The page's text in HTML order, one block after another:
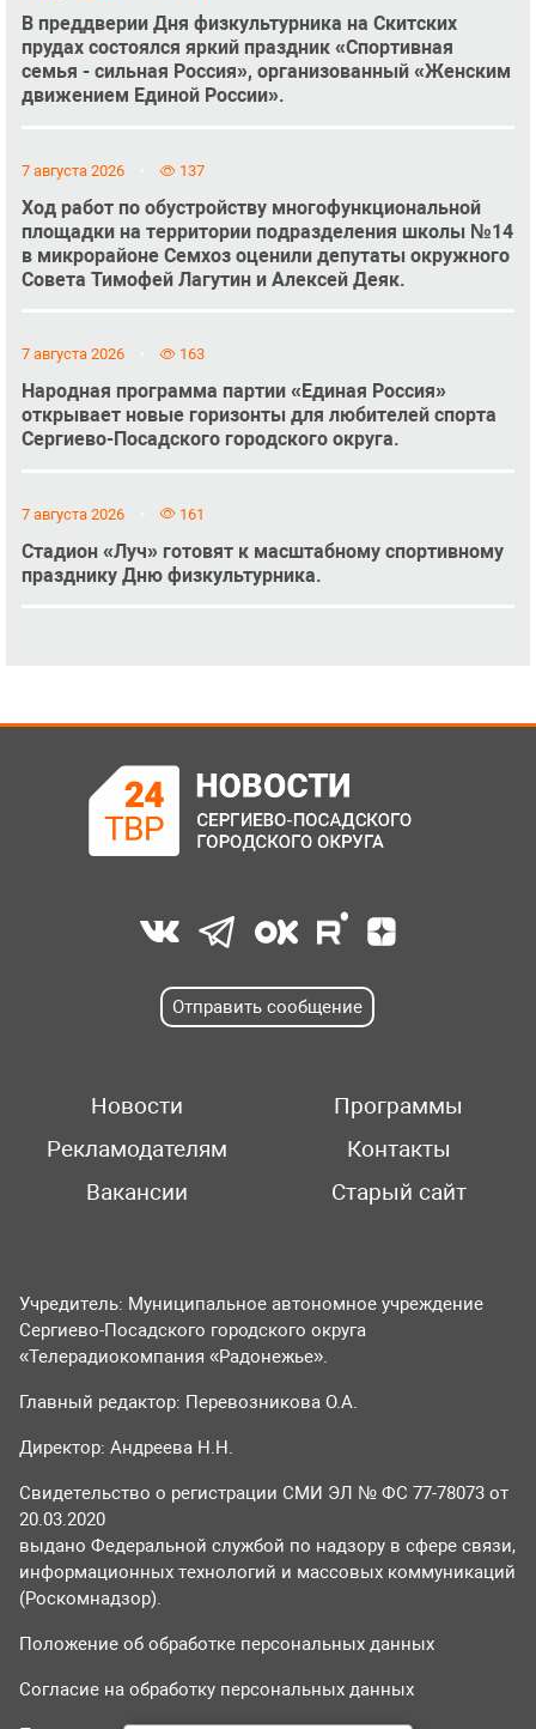
В преддверии Дня физкультурника на Скитских
прудах состоялся яркий праздник «Спортивная
семья - сильная Россия», организованный «Женским
движением Единой России».
7 августа 2026 137
Ход работ по обустройству многофункциональной
площадки на территории подразделения школы №14
в микрорайоне Семхоз оценили депутаты окружного
Совета Тимофей Лагутин и Алексей Деяк.
7 августа 2026 163
Народная программа партии «Единая Россия»
открывает новые горизонты для любителей спорта
Сергиево-Посадского городского округа.
7 августа 2026 161
Стадион «Луч» готовят к масштабному спортивному
празднику Дню физкультурника.
Отправить сообщение
Новости
Программы
Рекламодателям
Контакты
Вакансии
Старый сайт
Учредитель: Муниципальное автономное учреждение
Сергиево-Посадского городского округа
«Телерадиокомпания «Радонежье».
Главный редактор: Перевозникова О.А.
Директор: Андреева Н.Н.
Свидетельство о регистрации СМИ ЭЛ № ФС 77-78073 от
20.03.2020
выдано Федеральной службой по надзору в сфере связи,
информационных технологий и массовых коммуникаций
(Роскомнадзор).
Положение об обработке персональных данных
Согласие на обработку персональных данных